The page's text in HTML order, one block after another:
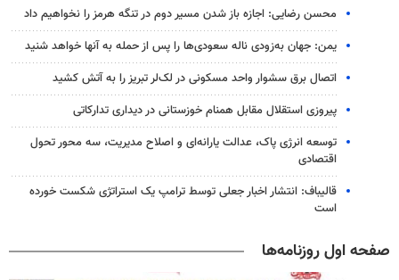
محسن رضایی: اجازه باز شدن مسیر دوم در تنگه هرمز را نخواهیم داد
یمن: جهان به‌زودی ناله سعودی‌ها را پس از حمله به آنها خواهد شنید
اتصال برق سشوار واحد مسکونی در لک‌لر تبریز را به آتش کشید
پیروزی استقلال مقابل همنام خوزستانی در دیداری تدارکاتی
توسعه انرژی پاک، عدالت یارانه‌ای و اصلاح مدیریت، سه محور تحول
اقتصادی
قالیباف: انتشار اخبار جعلی توسط ترامپ یک استراتژی شکست خورده
است
صفحه اول روزنامه‌ها